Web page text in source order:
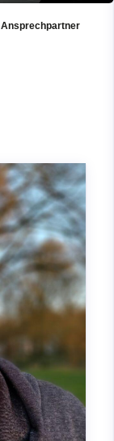
Ansprechpartner